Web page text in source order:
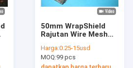
50mm WrapShield
Rajutan Wire Mesh
Melindungi Kabel EMI
Harga:0.25-15usd
MOQ:99 pcs